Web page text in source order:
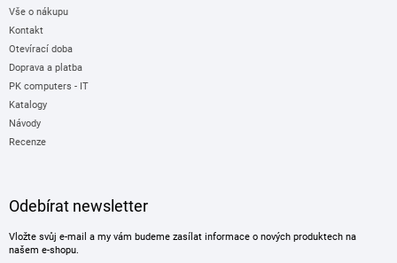
Vše o nákupu
Kontakt
Otevírací doba
Doprava a platba
PK computers - IT
Katalogy
Návody
Recenze
Odebírat newsletter
Vložte svůj e-mail a my vám budeme zasílat informace o nových produktech na
našem e-shopu.